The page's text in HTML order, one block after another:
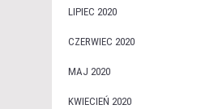
LIPIEC 2020
CZERWIEC 2020
MAJ 2020
KWIECIEŃ 2020